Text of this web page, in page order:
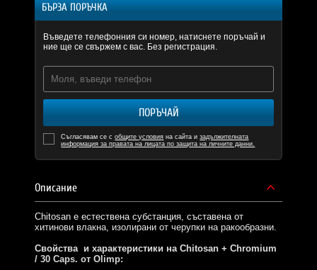
БЪРЗА ПОРЪЧКА
Въведете телефонния си номер, натиснете поръчай и
ние ще се свържем с вас. Без регистрация.
ПОРЪЧАЙ
Съгласявам се собщите условия на сайта изадължителната
информация за правата на лицата по защита на личните данни.
Описание
Chitosan е естествена субстанция, съставена от
хитинови влакна, изолирани от черупки на ракообразни.
Свойства и характеристики на Chitosan + Chromium
/ 30 Caps. от Olimp: